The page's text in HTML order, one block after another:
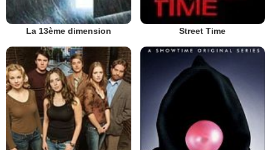
La 13ème dimension Street Time